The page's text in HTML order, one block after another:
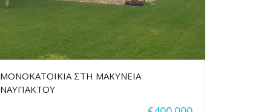
ΜΟΝΟΚΑΤΟΙΚΙΑ ΣΤΗ ΜΑΚΥΝΕΙΑ
ΝΑΥΠΑΚΤΟΥ